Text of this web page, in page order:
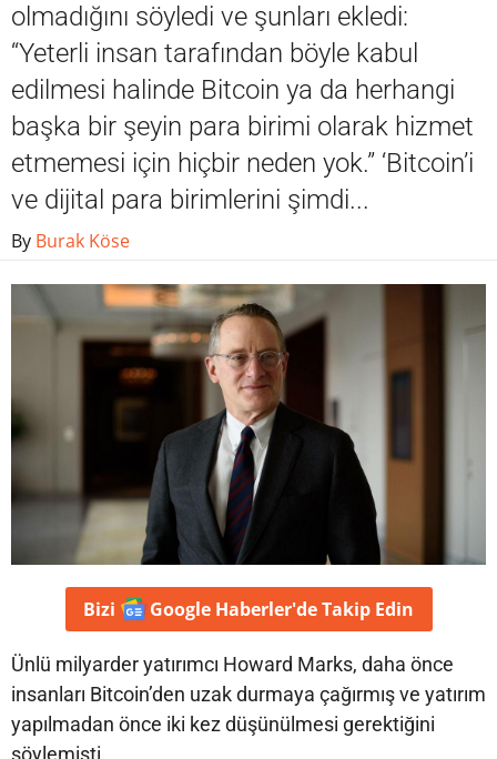
olmadığını söyledi ve şunları ekledi:
“Yeterli insan tarafından böyle kabul
edilmesi halinde Bitcoin ya da herhangi
başka bir şeyin para birimi olarak hizmet
etmemesi için hiçbir neden yok.” ‘Bitcoin’i
ve dijital para birimlerini şimdi...
By Burak Köse
Bizi Google Haberler'deTakip Edin
Ünlü milyarder yatırımcı Howard Marks, daha önce
insanları Bitcoin’den uzak durmaya çağırmış ve yatırım
yapılmadan önce iki kez düşünülmesi gerektiğini